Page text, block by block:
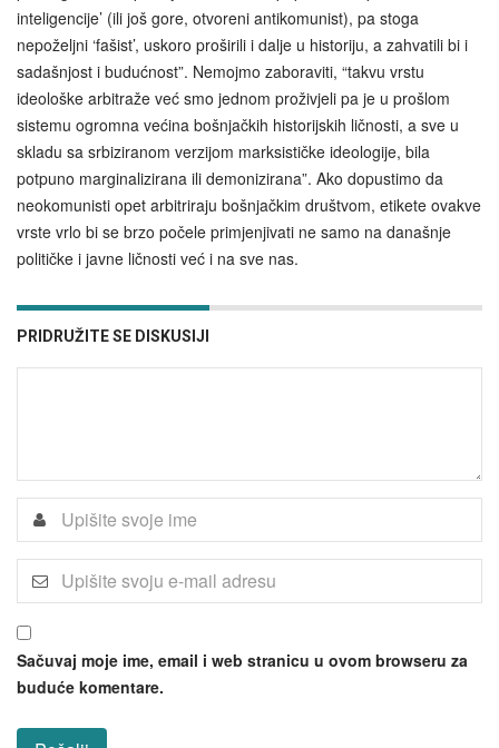
inteligencije’ (ili još gore, otvoreni antikomunist), pa stoga
nepoželjni ‘fašist’, uskoro proširili i dalje u historiju, a zahvatili bi i
sadašnjost i budućnost”. Nemojmo zaboraviti, “takvu vrstu
ideološke arbitraže već smo jednom proživjeli pa je u prošlom
sistemu ogromna većina bošnjačkih historijskih ličnosti, a sve u
skladu sa srbiziranom verzijom marksističke ideologije, bila
potpuno marginalizirana ili demonizirana”. Ako dopustimo da
neokomunisti opet arbitriraju bošnjačkim društvom, etikete ovakve
vrste vrlo bi se brzo počele primjenjivati ne samo na današnje
političke i javne ličnosti već i na sve nas.
PRIDRUŽITE SE DISKUSIJI
Sačuvaj moje ime, email i web stranicu u ovom browseru za
buduće komentare.